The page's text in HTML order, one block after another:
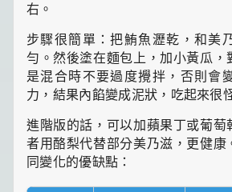
右。
步驟很簡單：把鮪魚瀝乾，和美
勻。然後塗在麵包上，加小黃瓜，
是混合時不要過度攪拌，否則會
力，結果內餡變成泥狀，吃起來很
進階版的話，可以加蘋果丁或葡萄
者用酪梨代替部分美乃滋，更健康
同變化的優缺點：